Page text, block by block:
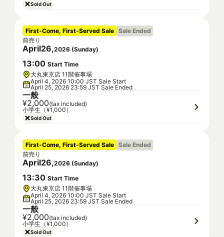
Sold Out
First-Come, First-Served Sale Sale Ended
前売り
April26,2026 (Sunday)
13:00 Start Time
大丸東京店 11階催事場
April 4, 2026 10:00 JST Sale Start
April 25, 2026 23:59 JST Sale Ended
一般
¥2,000(tax included)
小学生（¥1,000）
Sold Out
First-Come, First-Served Sale Sale Ended
前売り
April26,2026 (Sunday)
13:30 Start Time
大丸東京店 11階催事場
April 4, 2026 10:00 JST Sale Start
April 25, 2026 23:59 JST Sale Ended
一般
¥2,000(tax included)
小学生（¥1,000）
Sold Out